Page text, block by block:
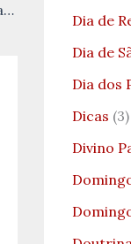
São Teodoro de Cantuária: Uma Luz na História da Igreja Inglesa
Dia de
Dia de
Dia dos
Dicas (3)
Divino